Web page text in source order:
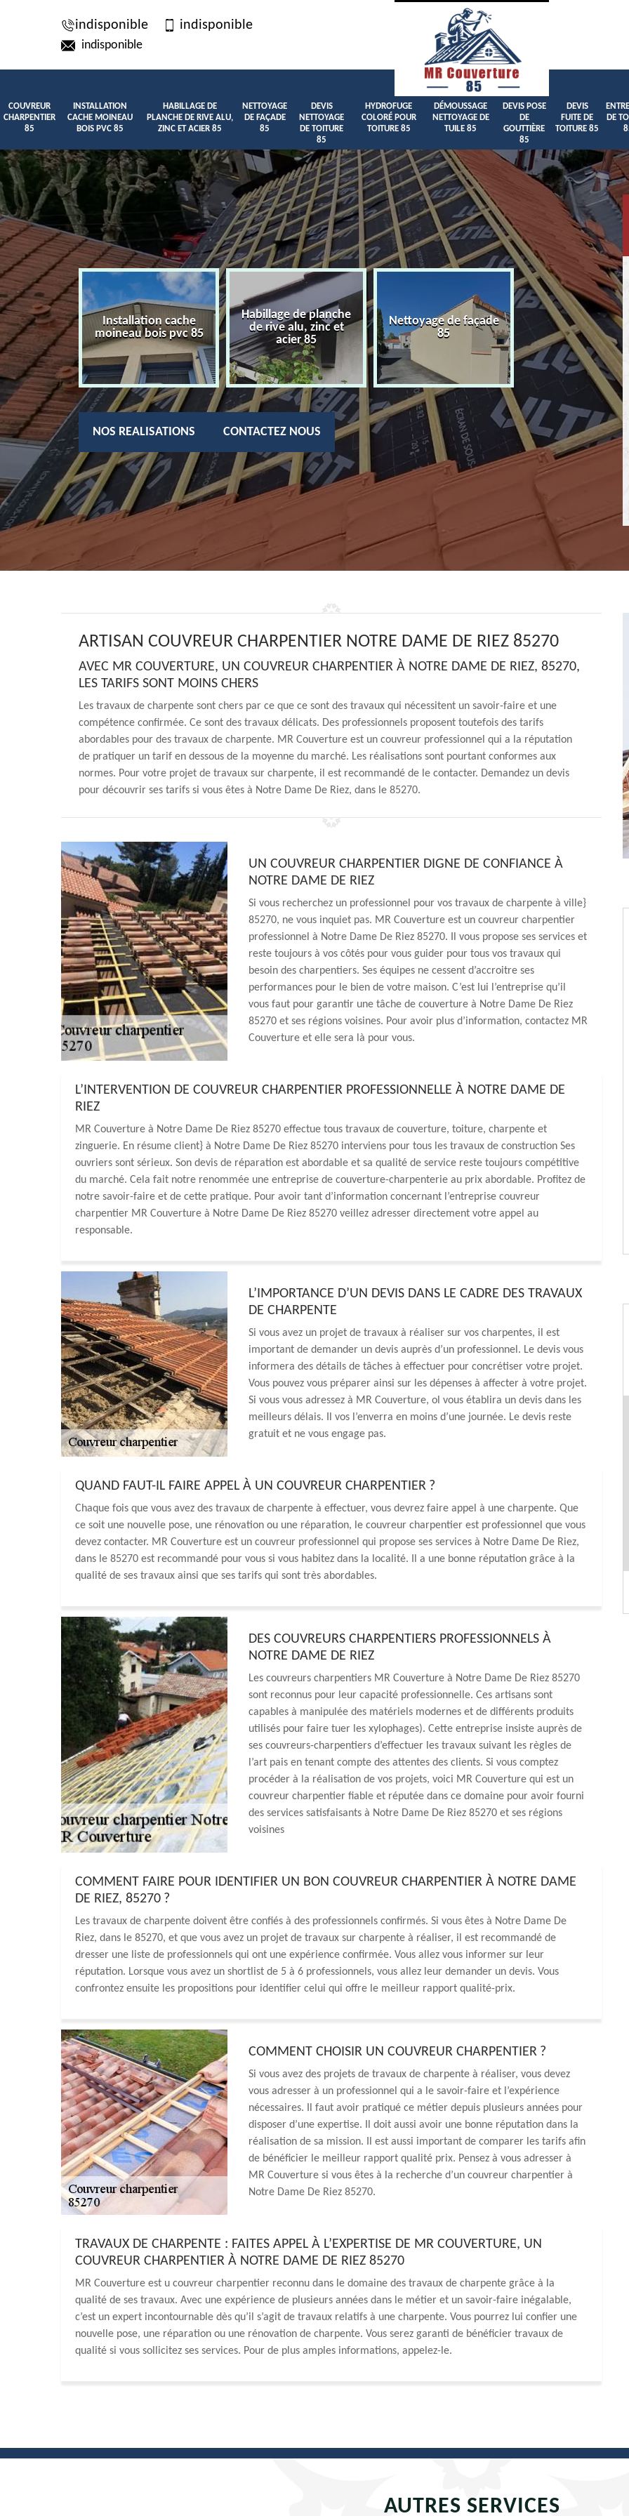
indisponible indisponible
indisponible
COUVREUR
CHARPENTIER
85
INSTALLATION
CACHE MOINEAU
BOIS PVC 85
HABILLAGE DE
PLANCHE DE RIVE ALU,
ZINC ET ACIER 85
NETTOYAGE
DE FAÇADE
85
DEVIS
NETTOYAGE
DE TOITURE
85
HYDROFUGE
COLORÉ POUR
TOITURE 85
DÉMOUSSAGE
NETTOYAGE DE
TUILE 85
DEVIS POSE
DE
GOUTTIÈRE
85
DEVIS
FUITE DE
TOITURE 85
DE
Installation cache
moineau bois pvc 85
Habillage de planche
de rive alu, zinc et
acier 85
Nettoyage de façade
85
Devis nettoyage
toiture 85
NOS REALISATIONS CONTACTEZ NOUS
ARTISAN COUVREUR CHARPENTIER NOTRE DAME DE RIEZ 85270
AVEC MR COUVERTURE, UN COUVREUR CHARPENTIER À NOTRE DAME DE RIEZ, 85270,
LES TARIFS SONT MOINS CHERS
Les travaux de charpente sont chers par ce que ce sont des travaux qui nécessitent un savoir-faire et une
compétence confirmée. Ce sont des travaux délicats. Des professionnels proposent toutefois des tarifs
abordables pour des travaux de charpente. MR Couverture est un couvreur professionnel qui a la réputation
de pratiquer un tarif en dessous de la moyenne du marché. Les réalisations sont pourtant conformes aux
normes. Pour votre projet de travaux sur charpente, il est recommandé de le contacter. Demandez un devis
pour découvrir ses tarifs si vous êtes à Notre Dame De Riez, dans le 85270.
UN COUVREUR CHARPENTIER DIGNE DE CONFIANCE À
NOTRE DAME DE RIEZ
Si vous recherchez un professionnel pour vos travaux de charpente à ville}
85270, ne vous inquiet pas. MR Couverture est un couvreur charpentier
professionnel à Notre Dame De Riez 85270. Il vous propose ses services et
reste toujours à vos côtés pour vous guider pour tous vos travaux qui
besoin des charpentiers. Ses équipes ne cessent d’accroitre ses
performances pour le bien de votre maison. C’est lui l’entreprise qu’il
vous faut pour garantir une tâche de couverture à Notre Dame De Riez
85270 et ses régions voisines. Pour avoir plus d’information, contactez MR
Couverture et elle sera là pour vous.
L’INTERVENTION DE COUVREUR CHARPENTIER PROFESSIONNELLE À NOTRE DAME DE
RIEZ
MR Couverture à Notre Dame De Riez 85270 effectue tous travaux de couverture, toiture, charpente et
zinguerie. En résume client} à Notre Dame De Riez 85270 interviens pour tous les travaux de construction Ses
ouvriers sont sérieux. Son devis de réparation est abordable et sa qualité de service reste toujours compétitive
du marché. Cela fait notre renommée une entreprise de couverture-charpenterie au prix abordable. Profitez de
notre savoir-faire et de cette pratique. Pour avoir tant d’information concernant l’entreprise couvreur
charpentier MR Couverture à Notre Dame De Riez 85270 veillez adresser directement votre appel au
responsable.
L’IMPORTANCE D’UN DEVIS DANS LE CADRE DES TRAVAUX
DE CHARPENTE
Si vous avez un projet de travaux à réaliser sur vos charpentes, il est
important de demander un devis auprès d’un professionnel. Le devis vous
informera des détails de tâches à effectuer pour concrétiser votre projet.
Vous pouvez vous préparer ainsi sur les dépenses à affecter à votre projet.
Si vous vous adressez à MR Couverture, ol vous établira un devis dans les
meilleurs délais. Il vos l’enverra en moins d’une journée. Le devis reste
gratuit et ne vous engage pas.
QUAND FAUT-IL FAIRE APPEL À UN COUVREUR CHARPENTIER ?
Chaque fois que vous avez des travaux de charpente à effectuer, vous devrez faire appel à une charpente. Que
ce soit une nouvelle pose, une rénovation ou une réparation, le couvreur charpentier est professionnel que vous
devez contacter. MR Couverture est un couvreur professionnel qui propose ses services à Notre Dame De Riez,
dans le 85270 est recommandé pour vous si vous habitez dans la localité. Il a une bonne réputation grâce à la
qualité de ses travaux ainsi que ses tarifs qui sont très abordables.
DES COUVREURS CHARPENTIERS PROFESSIONNELS À
NOTRE DAME DE RIEZ
Les couvreurs charpentiers MR Couverture à Notre Dame De Riez 85270
sont reconnus pour leur capacité professionnelle. Ces artisans sont
capables à manipulée des matériels modernes et de différents produits
utilisés pour faire tuer les xylophages). Cette entreprise insiste auprès de
ses couvreurs-charpentiers d’effectuer les travaux suivant les règles de
l’art pais en tenant compte des attentes des clients. Si vous comptez
procéder à la réalisation de vos projets, voici MR Couverture qui est un
couvreur charpentier fiable et réputée dans ce domaine pour avoir fourni
des services satisfaisants à Notre Dame De Riez 85270 et ses régions
voisines
COMMENT FAIRE POUR IDENTIFIER UN BON COUVREUR CHARPENTIER À NOTRE DAME
DE RIEZ, 85270 ?
Les travaux de charpente doivent être confiés à des professionnels confirmés. Si vous êtes à Notre Dame De
Riez, dans le 85270, et que vous avez un projet de travaux sur charpente à réaliser, il est recommandé de
dresser une liste de professionnels qui ont une expérience confirmée. Vous allez vous informer sur leur
réputation. Lorsque vous avez un shortlist de 5 à 6 professionnels, vous allez leur demander un devis. Vous
confrontez ensuite les propositions pour identifier celui qui offre le meilleur rapport qualité-prix.
COMMENT CHOISIR UN COUVREUR CHARPENTIER ?
Si vous avez des projets de travaux de charpente à réaliser, vous devez
vous adresser à un professionnel qui a le savoir-faire et l’expérience
nécessaires. Il faut avoir pratiqué ce métier depuis plusieurs années pour
disposer d’une expertise. Il doit aussi avoir une bonne réputation dans la
réalisation de sa mission. Il est aussi important de comparer les tarifs afin
de bénéficier le meilleur rapport qualité prix. Pensez à vous adresser à
MR Couverture si vous êtes à la recherche d’un couvreur charpentier à
Notre Dame De Riez 85270.
TRAVAUX DE CHARPENTE : FAITES APPEL À L’EXPERTISE DE MR COUVERTURE, UN
COUVREUR CHARPENTIER À NOTRE DAME DE RIEZ 85270
MR Couverture est u couvreur charpentier reconnu dans le domaine des travaux de charpente grâce à la
qualité de ses travaux. Avec une expérience de plusieurs années dans le métier et un savoir-faire inégalable,
c’est un expert incontournable dès qu’il s’agit de travaux relatifs à une charpente. Vous pourrez lui confier une
nouvelle pose, une réparation ou une rénovation de charpente. Vous serez garanti de bénéficier travaux de
qualité si vous sollicitez ses services. Pour de plus amples informations, appelez-le.
AUTRES SERVICES